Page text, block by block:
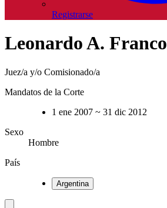
Registrarse
Leonardo A. Franco
Juez/a y/o Comisionado/a
Mandatos de la Corte
1 ene 2007 ~ 31 dic 2012
Sexo
Hombre
País
Argentina